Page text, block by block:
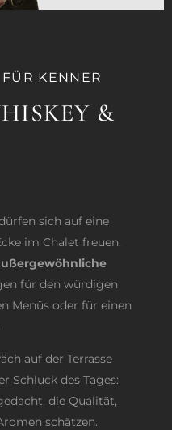
KENNER
&
sich auf eine
im Chalet freuen.
für den würdigen
Menüs oder für einen
auf der Terrasse
Schluck des Tages:
die Qualität,
schätzen.